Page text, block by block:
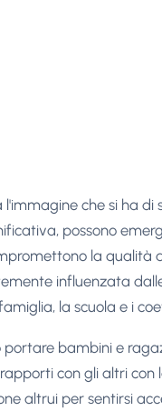
che si ha di
possono
la qualità
influenzata
la scuola e i
portare bambini e
con gli altri con
altrui per sentirsi